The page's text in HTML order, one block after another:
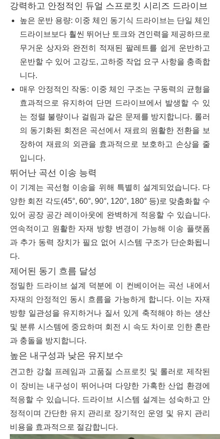
강력하고 안정적인 듀얼 스프로킷 시리즈 드라이브
높은 운반 용량: 이중 체인 동기식 드라이브는 단일 체인
드라이브보다 훨씬 뛰어난 토크와 견인력을 제공하므로
무거운 상자와 완전히 적재된 팔레트를 쉽게 운반하고
운반할 수 있어 고강도, 고하중 작업 요구 사항을 충족합
니다.
매우 안정적인 작동: 이중 체인 구조는 구동력의 균형을
효과적으로 유지하여 단면 드라이브에서 발생할 수 있
는 정렬 불량이나 걸림과 같은 문제를 방지합니다. 롤러
의 동기화된 회전은 곡선에서 재료의 원활한 전환을 보
장하여 재료의 외관을 효과적으로 보호하고 손상을 줄
입니다.
뛰어난 곡선 이송 능력
이 기계는 곡선형 이송을 위해 특별히 설계되었습니다. 다
양한 회전 각도(45°, 60°, 90°, 120°, 180° 등)로 맞춤화할 수
있어 공장 공간 레이아웃에 완벽하게 적응할 수 있습니다.
연속적이고 원활한 자재 방향 변경이 가능해 이송 플랫폼
과 추가 동력 장치가 필요 없어 시스템 구조가 단순화됩니
다.
제어된 동기 흐름 달성
정밀한 드라이브 설계 덕분에 이 컨베이어는 곡선 내에서
자재의 안정적인 동시 흐름을 가능하게 합니다. 이는 자재
방향 일관성을 유지하거나 질서 있게 축적해야 하는 생산
및 분류 시스템에 중요하며 회전 시 속도 차이로 인한 혼란
과 충돌을 방지합니다.
높은 내구성과 낮은 유지보수
견고한 강철 프레임과 고품질 스프로킷 및 롤러로 제작된
이 장비는 내구성이 뛰어나며 다양한 가혹한 산업 환경에
적응할 수 있습니다. 드라이브 시스템 설계는 성숙하고 안
정적이며 간단한 유지 관리로 장기적인 운영 및 유지 관리
비용을 효과적으로 절감합니다.